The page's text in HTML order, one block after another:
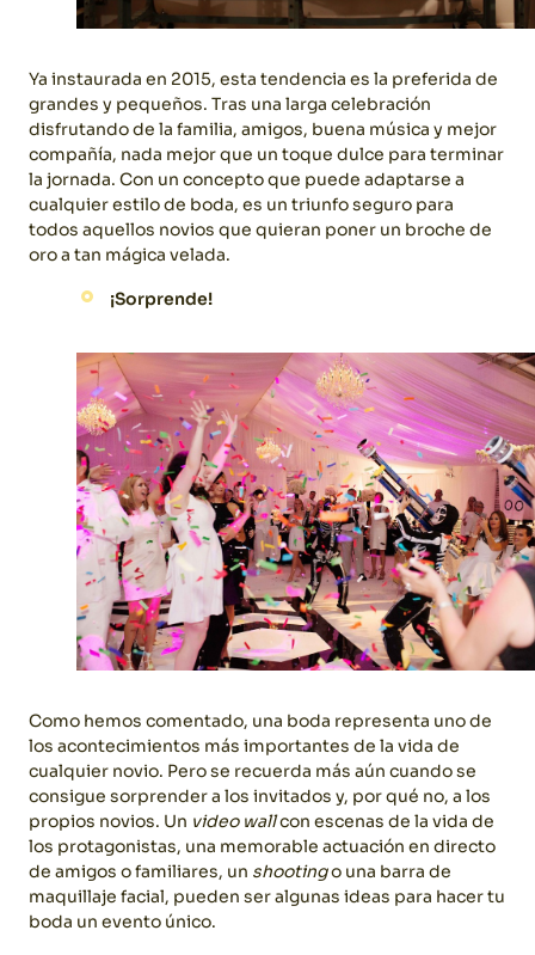
Ya instaurada en 2015, esta tendencia es la preferida de
grandes y pequeños. Tras una larga celebración
disfrutando de la familia, amigos, buena música y mejor
compañía, nada mejor que un toque dulce para terminar
la jornada. Con un concepto que puede adaptarse a
cualquier estilo de boda, es un triunfo seguro para
todos aquellos novios que quieran poner un broche de
oro a tan mágica velada.
¡Sorprende!
Como hemos comentado, una boda representa uno de
los acontecimientos más importantes de la vida de
cualquier novio. Pero se recuerda más aún cuando se
consigue sorprender a los invitados y, por qué no, a los
propios novios. Un video wallcon escenas de la vida de
los protagonistas, una memorable actuación en directo
de amigos o familiares, un shootingo una barra de
maquillaje facial, pueden ser algunas ideas para hacer tu
boda un evento único.